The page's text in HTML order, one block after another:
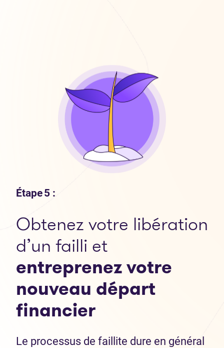
Étape 5 :
Obtenez votre libération
d’un failli et
entreprenez votre
nouveau départ
financier
Le processus de faillite dure en général